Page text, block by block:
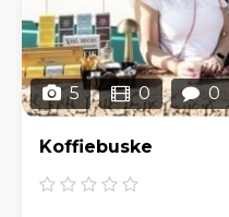
5 0 0
Koffiebuske